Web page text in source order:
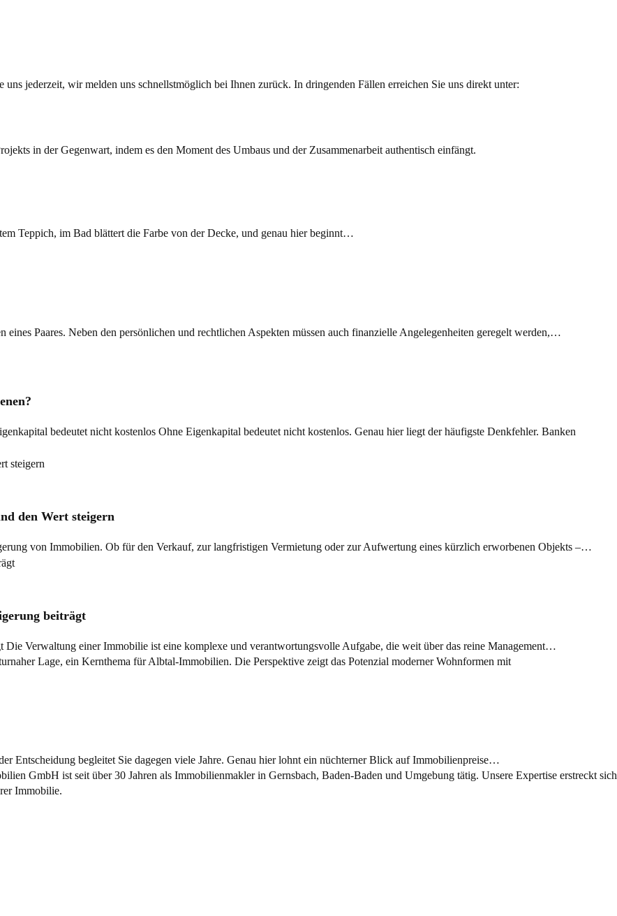
jederzeit, wir melden uns schnellstmöglich bei Ihnen zurück. In dringenden Fällen erreichen Sie uns direkt unter:
Teppich, im Bad blättert die Farbe von der Decke, und genau hier beginnt…
Paares. Neben den persönlichen und rechtlichen Aspekten müssen auch finanzielle Angelegenheiten geregelt werden,…
bedeutet nicht kostenlos Ohne Eigenkapital bedeutet nicht kostenlos. Genau hier liegt der häufigste Denkfehler. Banken
den Wert steigern
von Immobilien. Ob für den Verkauf, zur langfristigen Vermietung oder zur Aufwertung eines kürzlich erworbenen Objekts –…
beiträgt
Die Verwaltung einer Immobilie ist eine komplexe und verantwortungsvolle Aufgabe, die weit über das reine Management…
Entscheidung begleitet Sie dagegen viele Jahre. Genau hier lohnt ein nüchterner Blick auf Immobilienpreise…
GmbH ist seit über 30 Jahren als Immobilienmaklerin Gernsbach, Baden-Baden und Umgebung tätig. Unsere Expertise erstreckt sich
Immobilie.